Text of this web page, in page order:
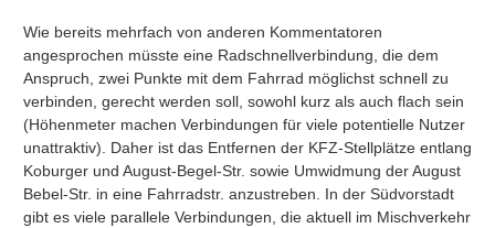
Wie bereits mehrfach von anderen Kommentatoren
angesprochen müsste eine Radschnellverbindung, die dem
Anspruch, zwei Punkte mit dem Fahrrad möglichst schnell zu
verbinden, gerecht werden soll, sowohl kurz als auch flach sein
(Höhenmeter machen Verbindungen für viele potentielle Nutzer
unattraktiv). Daher ist das Entfernen der KFZ-Stellplätze entlang
Koburger und August-Begel-Str. sowie Umwidmung der August
Bebel-Str. in eine Fahrradstr. anzustreben. In der Südvorstadt
gibt es viele parallele Verbindungen, die aktuell im Mischverkehr